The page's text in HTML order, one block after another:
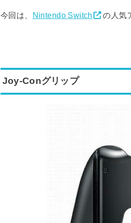
今回は、 Nintendo Switch の人気
Joy-Conグリップ